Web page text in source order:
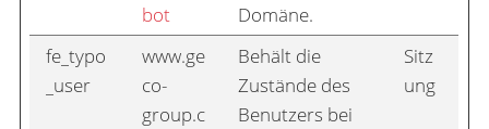
bot
Domäne.
fe_typo
_user
www.ge
co-
group.c
Behält die
Zustände des
Benutzers bei
Sitz
ung